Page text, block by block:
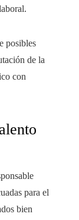
posibles
de la
con
para el
bien